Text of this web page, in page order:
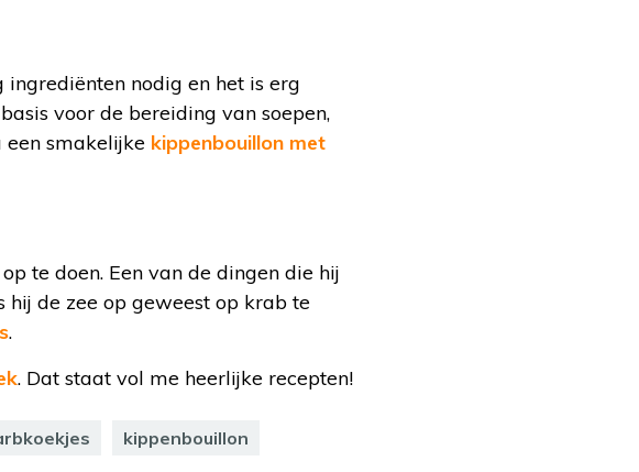
nodig en het is erg
voor de bereiding van soepen,
een smakelijke kippenbouillon met
te doen. Een van de dingen die hij
hij de zee op geweest op krab te
.
. Dat staat vol me heerlijke recepten!
kippenbouillon